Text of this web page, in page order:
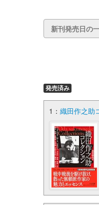
新刊発売日の
発売済み
1： 織田作之助